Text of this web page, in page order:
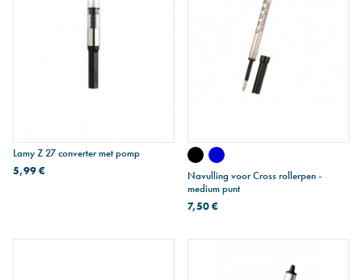
Lamy Z 27 converter met pomp
5,99 €
Navulling voor Cross rollerpen -
medium punt
7,50 €